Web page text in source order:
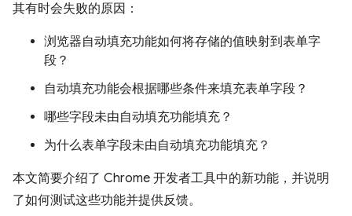
其有时会失败的原因：
浏览器自动填充功能如何将存储的值映射到表单字
段？
自动填充功能会根据哪些条件来填充表单字段？
哪些字段未由自动填充功能填充？
为什么表单字段未由自动填充功能填充？
本文简要介绍了 Chrome 开发者工具中的新功能，并说明
了如何测试这些功能并提供反馈。